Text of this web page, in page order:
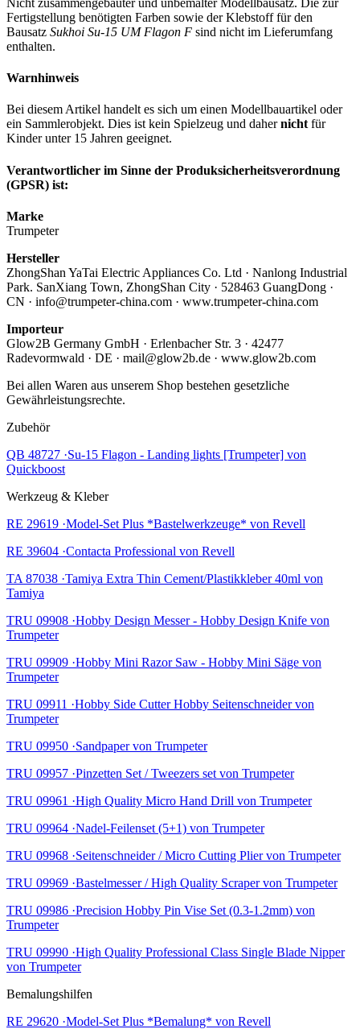
Fertigstellung benötigten Farben sowie der Klebstoff für den
Bausatz Sukhoi Su-15 UM Flagon F sind nicht im Lieferumfang
enthalten.
Warnhinweis
Bei diesem Artikel handelt es sich um einen Modellbauartikel oder
ein Sammlerobjekt. Dies ist kein Spielzeug und dahernicht für
Kinder unter 15 Jahren geeignet.
Verantwortlicher im Sinne der Produksicherheitsverordnung
(GPSR) ist:
Marke
Trumpeter
Hersteller
ZhongShan YaTai Electric Appliances Co. Ltd · Nanlong Industrial
Park. SanXiang Town, ZhongShan City · 528463 GuangDong ·
CN · info@trumpeter-china.com · www.trumpeter-china.com
Importeur
Glow2B Germany GmbH · Erlenbacher Str. 3 · 42477
Radevormwald · DE · mail@glow2b.de · www.glow2b.com
Bei allen Waren aus unserem Shop bestehen gesetzliche
Gewährleistungsrechte.
Zubehör
QB 48727 ·Su-15 Flagon - Landing lights [Trumpeter] von
Quickboost
Werkzeug & Kleber
RE 29619 ·Model-Set Plus *Bastelwerkzeuge* von Revell
RE 39604 ·Contacta Professional von Revell
TA 87038 ·Tamiya Extra Thin Cement/Plastikkleber 40ml von
Tamiya
TRU 09908 ·Hobby Design Messer - Hobby Design Knife von
Trumpeter
TRU 09909 ·Hobby Mini Razor Saw - Hobby Mini Säge von
Trumpeter
TRU 09911 ·Hobby Side Cutter Hobby Seitenschneider von
Trumpeter
TRU 09950 ·Sandpaper von Trumpeter
TRU 09957 ·Pinzetten Set / Tweezers set von Trumpeter
TRU 09961 ·High Quality Micro Hand Drill von Trumpeter
TRU 09964 ·Nadel-Feilenset (5+1) von Trumpeter
TRU 09968 ·Seitenschneider / Micro Cutting Plier von Trumpeter
TRU 09969 ·Bastelmesser / High Quality Scraper von Trumpeter
TRU 09986 ·Precision Hobby Pin Vise Set (0.3-1.2mm) von
Trumpeter
TRU 09990 ·High Quality Professional Class Single Blade Nipper
von Trumpeter
Bemalungshilfen
RE 29620 ·Model-Set Plus *Bemalung* von Revell